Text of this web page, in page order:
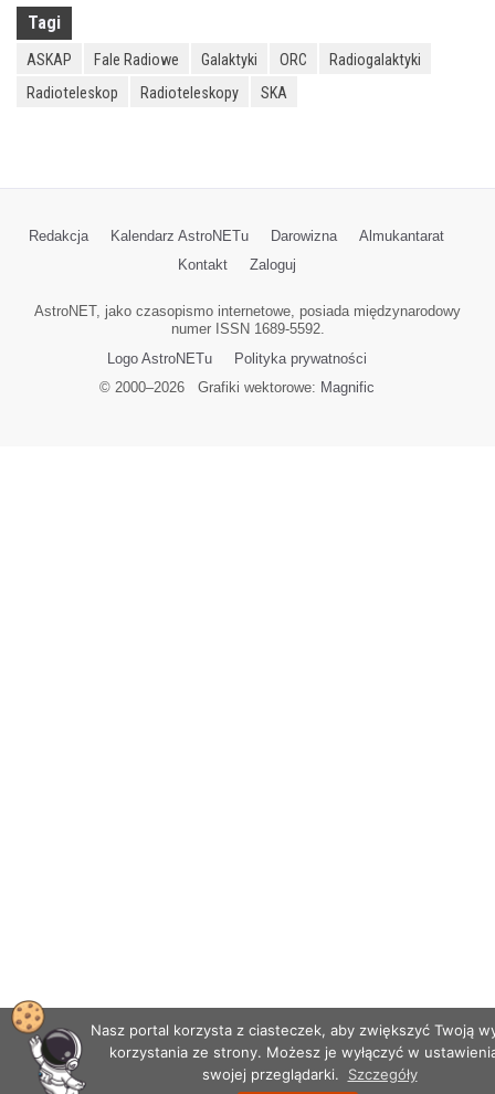
Tagi
ASKAP Fale Radiowe Galaktyki ORC
Radiogalaktyki
Radioteleskop
Radioteleskopy SKA
Redakcja Kalendarz AstroNETu Darowizna
Almukantarat
Kontakt
Zaloguj
AstroNET, jako czasopismo internetowe, posiada międzynarodowy
numer ISSN 1689-5592.
Logo AstroNETu
Polityka prywatności
© 2000–2026Grafiki wektorowe: Magnific
Nasz portal korzysta z ciasteczek, aby zwiększyć Twoją
korzystania ze strony. Możesz je wyłączyć w
swojej przeglądarki.
Szczegóły